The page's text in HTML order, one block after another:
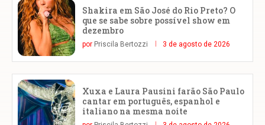
Shakira em São José do Rio Preto? O
que se sabe sobre possível show em
dezembro
por Priscila Bertozzi 3 de agosto de 2026
Xuxa e Laura Pausini farão São Paulo
cantar em português, espanhol e
italiano na mesma noite